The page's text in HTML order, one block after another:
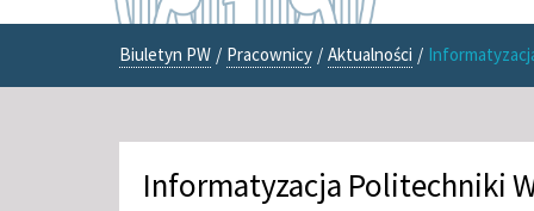
Biuletyn PW / Pracownicy / Aktualności /
Informatyzacja Politechniki